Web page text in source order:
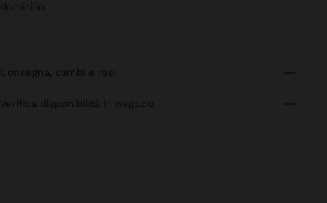
domicilio
consegna, cambi e resi
verifica disponibilità in negozio